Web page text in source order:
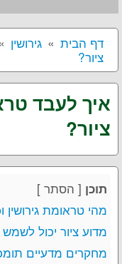
דף הבית גירושין
ציור?
איך לעבד
ציור?
תוכן [ הסתר ]
מהי טראומת
מדוע ציור יכול לשמש
מחקרים מדעיים